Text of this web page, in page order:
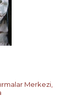
Merkezi